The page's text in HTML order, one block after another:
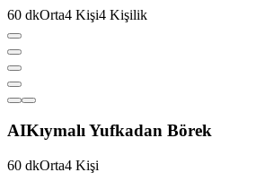
60 dkOrta4 Kişi4 Kişilik
AIKıymalı Yufkadan Börek
60 dkOrta4 Kişi